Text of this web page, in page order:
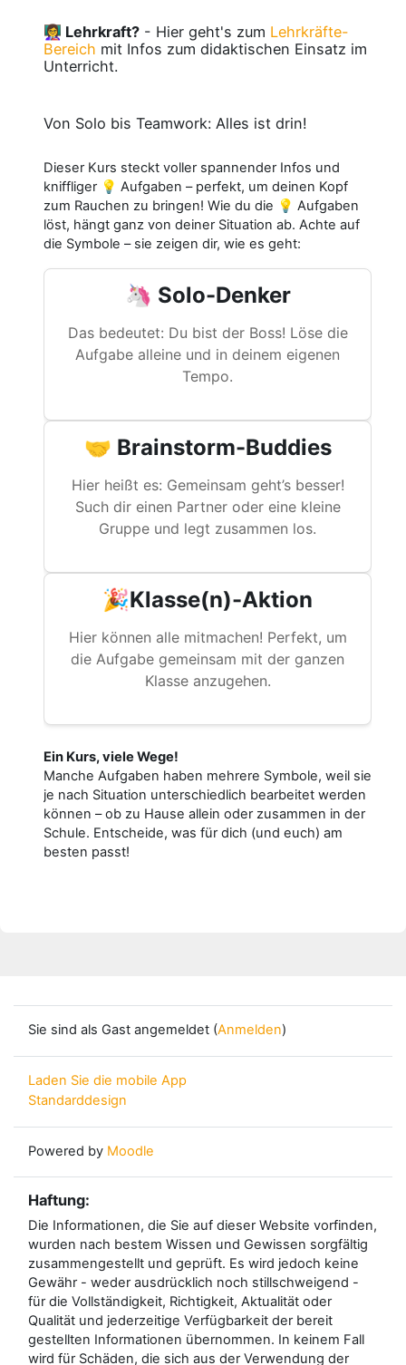
👩‍🏫 Lehrkraft? - Hier geht's zum Lehrkräfte-
Bereich mit Infos zum didaktischen Einsatz im
Unterricht.
Von Solo bis Teamwork: Alles ist drin!
Dieser Kurs steckt voller spannender Infos und
kniffliger 💡 Aufgaben – perfekt, um deinen Kopf
zum Rauchen zu bringen! Wie du die 💡 Aufgaben
löst, hängt ganz von deiner Situation ab. Achte auf
die Symbole – sie zeigen dir, wie es geht:
🦄 Solo-Denker
Das bedeutet: Du bist der Boss! Löse die
Aufgabe alleine und in deinem eigenen
Tempo.
🤝 Brainstorm-Buddies
Hier heißt es: Gemeinsam geht’s besser!
Such dir einen Partner oder eine kleine
Gruppe und legt zusammen los.
🎉Klasse(n)-Aktion
Hier können alle mitmachen! Perfekt, um
die Aufgabe gemeinsam mit der ganzen
Klasse anzugehen.
Ein Kurs, viele Wege!
Manche Aufgaben haben mehrere Symbole, weil sie
je nach Situation unterschiedlich bearbeitet werden
können – ob zu Hause allein oder zusammen in der
Schule. Entscheide, was für dich (und euch) am
besten passt!
Sie sind als Gast angemeldet (Anmelden)
Laden Sie die mobile App
Standarddesign
Powered by Moodle
Haftung:
Die Informationen, die Sie auf dieser Website vorfinden,
wurden nach bestem Wissen und Gewissen sorgfältig
zusammengestellt und geprüft. Es wird jedoch keine
Gewähr - weder ausdrücklich noch stillschweigend -
für die Vollständigkeit, Richtigkeit, Aktualität oder
Qualität und jederzeitige Verfügbarkeit der bereit
gestellten Informationen übernommen. In keinem Fall
wird für Schäden, die sich aus der Verwendung der